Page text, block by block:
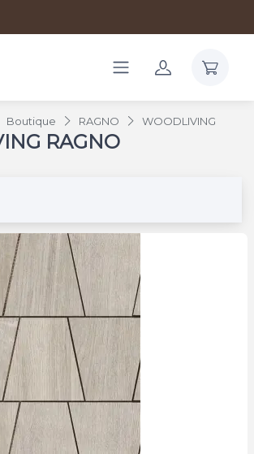
Boutique RAGNO WOODLIVING
RAGNO